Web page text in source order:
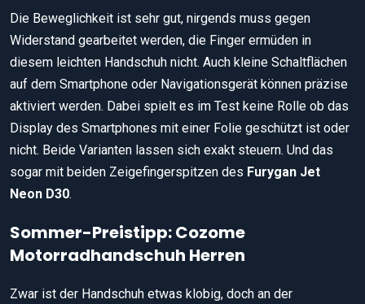
Die Beweglichkeit ist sehr gut, nirgends muss gegen
Widerstand gearbeitet werden, die Finger ermüden in
diesem leichten Handschuh nicht. Auch kleine Schaltflächen
auf dem Smartphone oder Navigationsgerät können präzise
aktiviert werden. Dabei spielt es im Test keine Rolle ob das
Display des Smartphones mit einer Folie geschützt ist oder
nicht. Beide Varianten lassen sich exakt steuern. Und das
sogar mit beiden Zeigefingerspitzen des Furygan Jet
Neon D30.
Sommer-Preistipp: Cozome
Motorradhandschuh Herren
Zwar ist der Handschuh etwas klobig, doch an der